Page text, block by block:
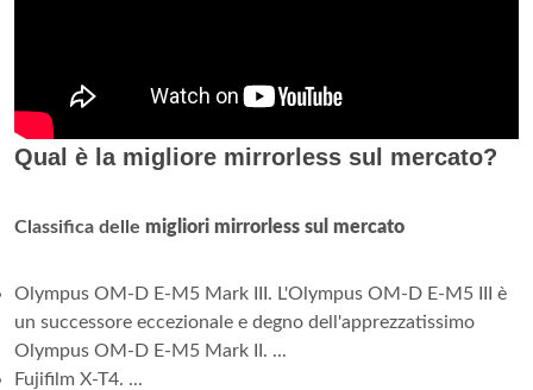
Qual è la migliore mirrorless sul mercato?
Classifica delle migliori mirrorless sul mercato
Olympus OM-D E-M5 Mark III. L'Olympus OM-D E-M5 III è
un successore eccezionale e degno dell'apprezzatissimo
Olympus OM-D E-M5 Mark II. ...
Fujifilm X-T4. ...